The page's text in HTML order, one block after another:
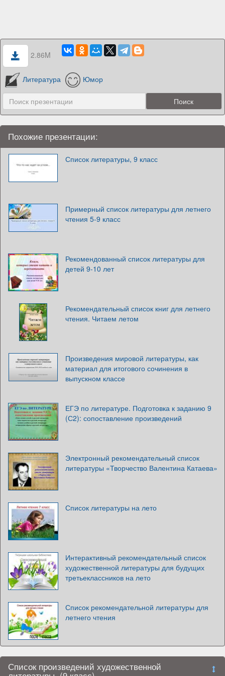
2.86M
Литература Юмор
Похожие презентации:
Список литературы, 9 класс
Примерный список литературы для летнего
чтения 5-9 класс
Рекомендованный список литературы для
детей 9-10 лет
Рекомендательный список книг для летнего
чтения. Читаем летом
Произведения мировой литературы, как
материал для итогового сочинения в
выпускном классе
ЕГЭ по литературе. Подготовка к заданию 9
(С2): сопоставление произведений
Электронный рекомендательный список
литературы «Творчество Валентина Катаева»
Список литературы на лето
Интерактивный рекомендательный список
художественной литературы для будущих
третьеклассников на лето
Список рекомендательной литературы для
летнего чтения
Список произведений художественной